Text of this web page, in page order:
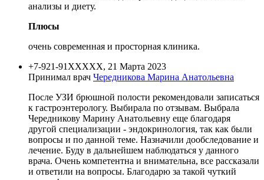
анализы и диету.
Плюсы
очень современная и просторная клиника.
+7-921-91XXXXX, 21 Марта 2023
Принимал врач Чередникова Марина Анатольевна
После УЗИ брюшной полости рекомендовали записаться
к гастроэнтерологу. Выбирала по отзывам. Выбрала
Чередникову Марину Анатольевну еще благодаря
другой специализации - эндокринология, так как были
вопросы и по данной теме. Назначили дообследование и
лечение. Буду в дальнейшем наблюдаться у данного
врача. Очень компетентна и внимательна, все рассказали
и ответили на вопросы. Благодарю за такой чуткий